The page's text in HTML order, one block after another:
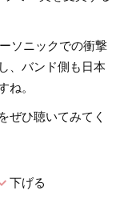
ソニックでの衝撃
、バンド側も日本
ね。
ぜひ聴いてみてく
下げる